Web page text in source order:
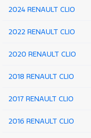
2024 RENAULT CLIO
2022 RENAULT CLIO
2020 RENAULT CLIO
2018 RENAULT CLIO
2017 RENAULT CLIO
2016 RENAULT CLIO